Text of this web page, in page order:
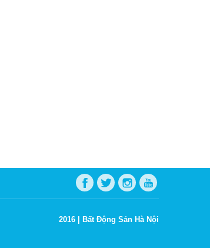
2016 | Bất Động Sản Hà Nội